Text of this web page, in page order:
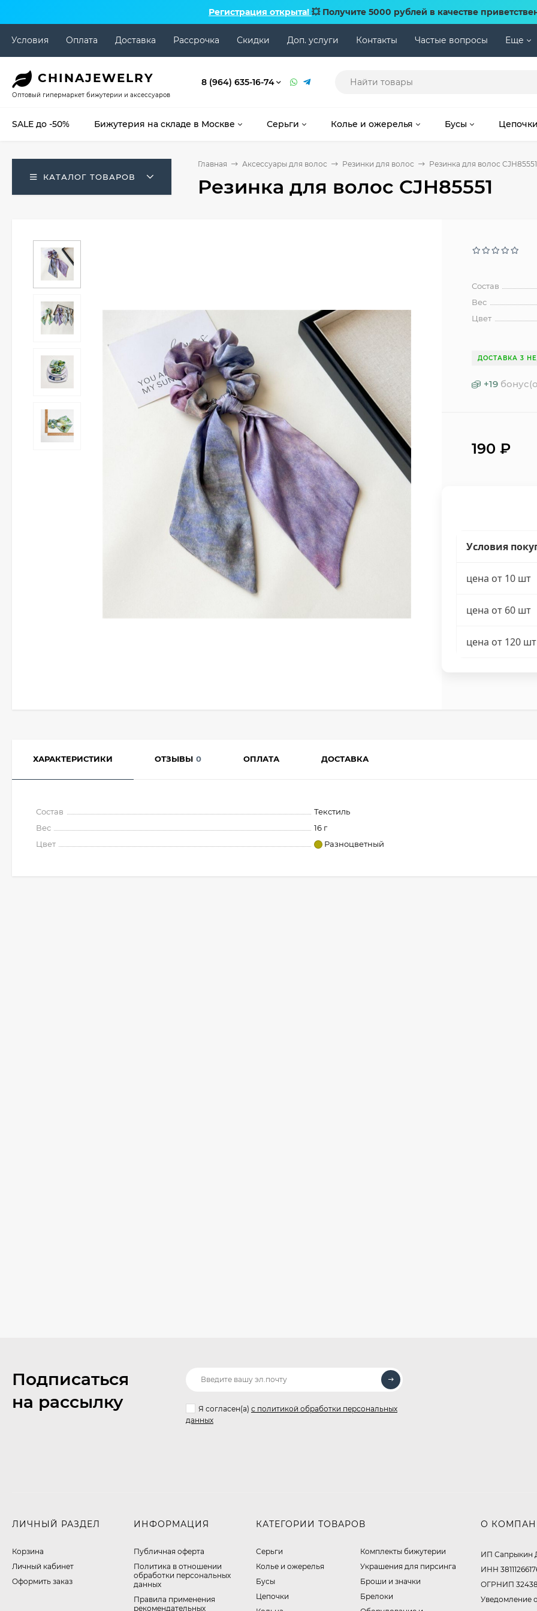
Регистрация открыта! 💥 Получите 5000 рублей в качестве
Условия Оплата Доставка Рассрочка Скидки Доп. услуги Контакты Частые вопросы Еще
CHINAJEWELRY
Оптовый гипермаркет бижутерии и аксессуаров
8 (964) 635-16-74
SALE до -50% Бижутерия на складе в Москве Серьги Колье и ожерелья Бусы Цепочки
КАТАЛОГ ТОВАРОВ
Главная Аксессуары для волос Резинки для волос Резинка для волос CJH85551
Резинка для волос CJH85551
Состав
Вес
Цвет
ДОСТАВКА 3
+19
190₽
Условия
цена от 10 шт
цена от 60 шт
цена от 120 шт
ХАРАКТЕРИСТИКИ ОТЗЫВЫ 0 ОПЛАТА ДОСТАВКА
Состав
Текстиль
Вес
16 г
Цвет
Разноцветный
Подписаться
на рассылку
Я согласен(a) с политикой обработки персональных
данных
ЛИЧНЫЙ РАЗДЕЛ
Корзина
Личный кабинет
Оформить заказ
ИНФОРМАЦИЯ
Публичная оферта
​Политика в отношении
обработки персональных
данных
Правила применения
рекомендательных
КАТЕГОРИИ ТОВАРОВ
Серьги
Колье и ожерелья
Бусы
Цепочки
Комплекты бижутерии
Украшения для пирсинга
Броши и значки
Брелоки
О
ИП Сапрыкин
ИНН
ОГРНИП
Уведомление